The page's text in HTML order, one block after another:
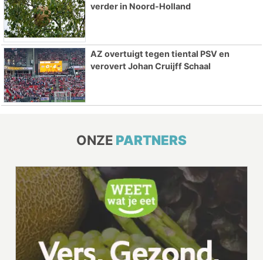
verder in Noord-Holland
AZ overtuigt tegen tiental PSV en
verovert Johan Cruijff Schaal
ONZE PARTNERS